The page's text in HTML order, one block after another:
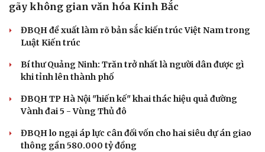
gãy không gian văn hóa Kinh Bắc
ĐBQH đề xuất làm rõ bản sắc kiến trúc Việt Nam trong
Luật Kiến trúc
Bí thư Quảng Ninh: Trăn trở nhất là người dân được gì
khi tỉnh lên thành phố
ĐBQH TP Hà Nội "hiến kế" khai thác hiệu quả đường
Vành đai 5 - Vùng Thủ đô
ĐBQH lo ngại áp lực cân đối vốn cho hai siêu dự án giao
thông gần 580.000 tỷ đồng